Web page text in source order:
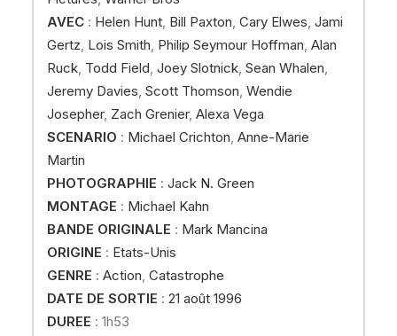
AVEC : Helen Hunt, Bill Paxton, Cary Elwes, Jami
Gertz, Lois Smith, Philip Seymour Hoffman, Alan
Ruck, Todd Field, Joey Slotnick, Sean Whalen,
Jeremy Davies, Scott Thomson, Wendie
Josepher, Zach Grenier, Alexa Vega
SCENARIO : Michael Crichton, Anne-Marie
Martin
PHOTOGRAPHIE : Jack N. Green
MONTAGE : Michael Kahn
BANDE ORIGINALE : Mark Mancina
ORIGINE : Etats-Unis
GENRE : Action, Catastrophe
DATE DE SORTIE : 21 août 1996
DUREE : 1h53